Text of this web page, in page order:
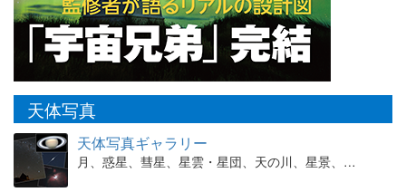
天体写真
天体写真ギャラリー
月、惑星、彗星、星雲・星団、天の川、星景、…